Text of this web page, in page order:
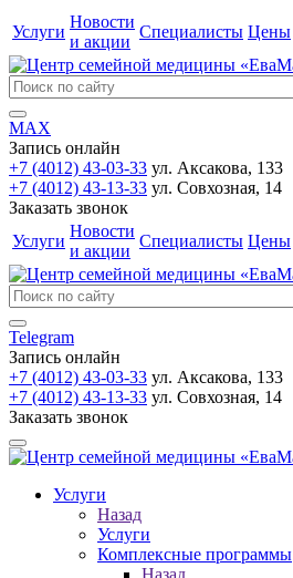
Услуги
Новости
и акции
Специалисты Цены
MAX
Запись онлайн
+7 (4012) 43-03-33 ул. Аксакова, 133
+7 (4012) 43-13-33 ул. Совхозная, 14
Заказать звонок
Услуги
Новости
и акции
Специалисты Цены
Telegram
Запись онлайн
+7 (4012) 43-03-33 ул. Аксакова, 133
+7 (4012) 43-13-33 ул. Совхозная, 14
Заказать звонок
Услуги
Назад
Услуги
Комплексные программы
Назад